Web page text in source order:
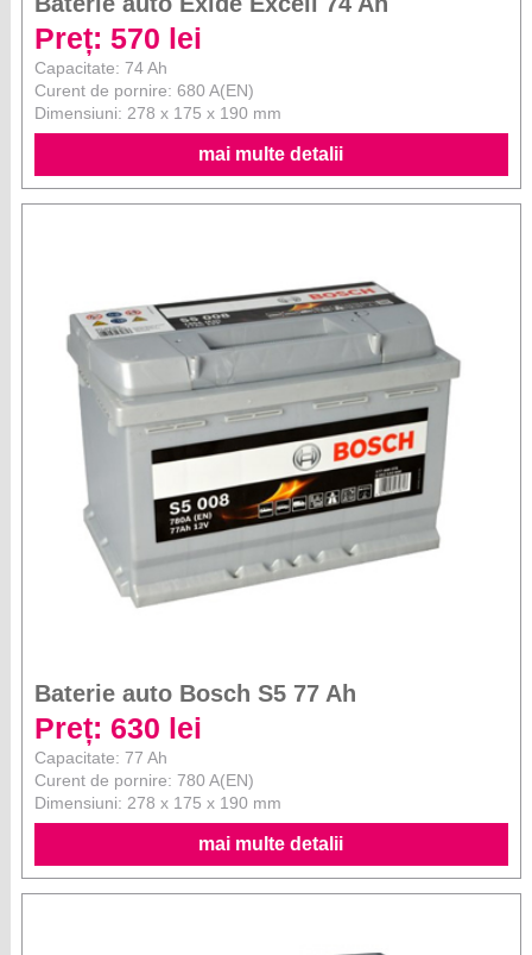
Preț: 570 lei
Capacitate: 74 Ah
Curent de pornire: 680 A(EN)
Dimensiuni: 278 x 175 x 190 mm
mai multe detalii
Baterie auto Bosch S5 77 Ah
Preț: 630 lei
Capacitate: 77 Ah
Curent de pornire: 780 A(EN)
Dimensiuni: 278 x 175 x 190 mm
mai multe detalii